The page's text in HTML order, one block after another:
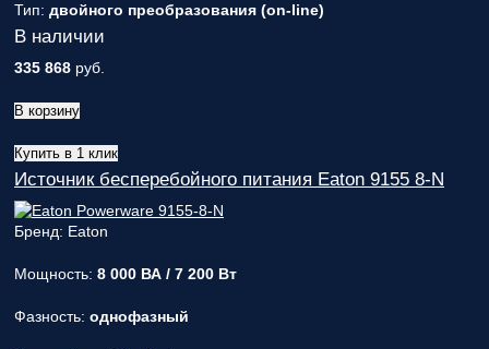
Тип: двойного преобразования (on-line)
В наличии
335 868 руб.
В корзину
Купить в 1 клик
Источник бесперебойного питания Eaton 9155 8-N
Бренд: Eaton
Мощность: 8 000 ВА / 7 200 Вт
Фазность: однофазный